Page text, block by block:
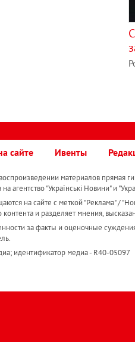
сайте Ивенты
материалов прямая
агентство "Українськi Новини" и
на сайте с меткой "Реклама" /
контента и разделяет мнения,
за факты и оценочные
идентификатор медиа - R40-05097